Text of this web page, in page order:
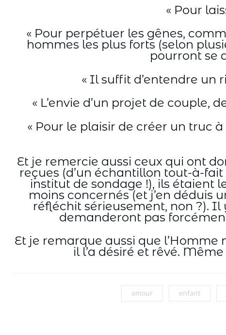
« Pour
« Pour perpétuer les gênes,
hommes les plus forts (selon
pourront se
« Il suffit d’entendre un
« L’envie d’un projet de
« Pour le plaisir de créer un truc
Et je remercie aussi ceux qui ont
reçues (d’un échantillon tout-à-
institut de sondage !), ils étaient
moins concernés (et j’en déduis
réfléchit sérieusement, non ?).
demanderont pas
Et je remarque aussi que l’Homme
il l’a désiré et rêvé.
amour enfant